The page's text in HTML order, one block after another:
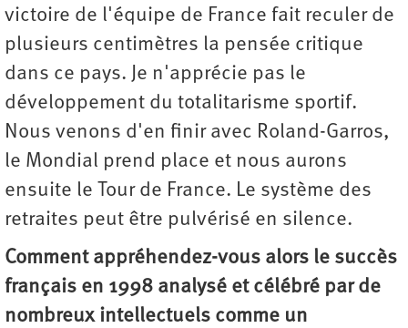
victoire de l'équipe de France fait reculer de
plusieurs centimètres la pensée critique
dans ce pays. Je n'apprécie pas le
développement du totalitarisme sportif.
Nous venons d'en finir avec Roland-Garros,
le Mondial prend place et nous aurons
ensuite le Tour de France. Le système des
retraites peut être pulvérisé en silence.
Comment appréhendez-vous alors le succès
français en 1998 analysé et célébré par de
nombreux intellectuels comme un